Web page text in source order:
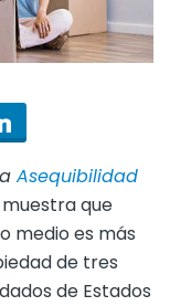
Asequibilidad
que
medio es más
de tres
de Estados